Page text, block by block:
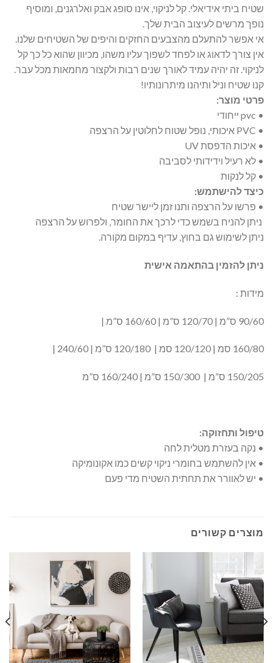
שטיח ביתי אידיאלי. קל לניקוי, אינו סופג אבק ואלרגנים, ומוסיף
נופך מרשים לעיצוב הבית שלך.
אי אפשר להתעלם מהצבעים החזקים והיפים של השטיחים שלנו.
אין צורך לדאוג או לפחד לשפוך עליו משהו, מכיוון שהוא כל כך קל
לניקוי. זה יהיה עמיד לאורך שנים רבות ולקצור מחמאות מכל עבר.
קנו שטיח וניל ותיהנו מיתרונותיו!
פרטי מוצר:
• pvc ייחודי
• PVC איכותי, נופל שטוח לחלוטין על הרצפה
• איכות הדפסת UV
• לא רעיל וידידותי לסביבה
• קל לנקות
כיצד להישתמש:
• פרשו על הרצפה ותנו זמן ליישר שטיח
ניתן להניח בשמש כדי לרכך את החומר, ולפרוש על הרצפה
ניתן לשימוש גם בחוץ, עדיף במקום מקורה.
ניתן להזמין בהתאמה אישית
מידות :
90/60 ס”מ | 120/70 ס”מ | 160/60 ס”מ |
160/80 סמ | 120/120 סמ | 120/180 ס”מ | 240/60 |
150/205 ס”מ | 150/300 ס”מ | 160/240 ס”מ
טיפול ותחזוקה:
• נקה בעזרת מטלית לחה
• אין להשתמש בחומרי ניקוי קשים כמו אקונומיקה
• יש לאוורר את תחתית השטיח מדי פעם
מוצרים קשורים